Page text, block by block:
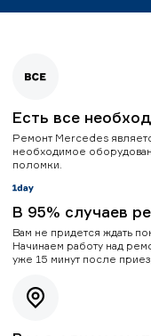
Есть все
Ремонт Mercedes
необходимое
поломки.
В 95% случаев
Вам не придется ждать
Начинаем работу над
уже 15 минут после